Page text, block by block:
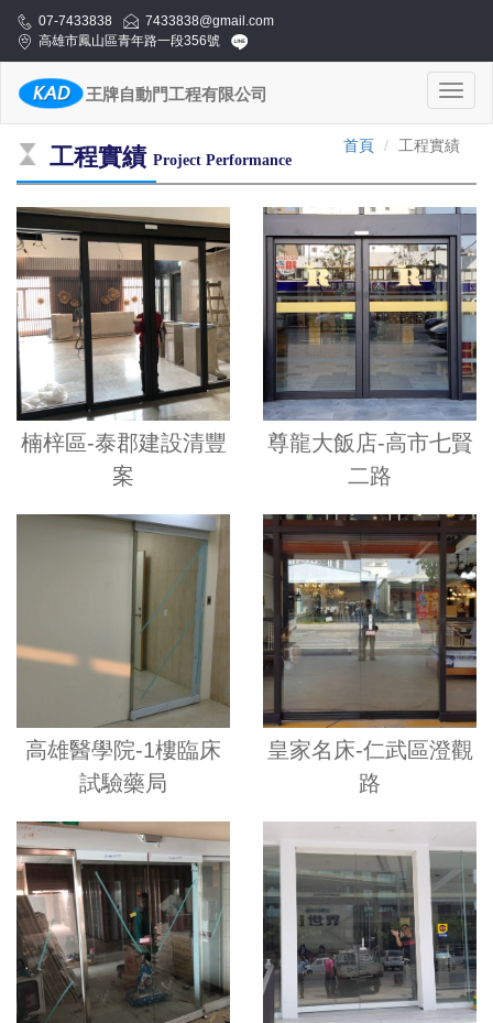
07-7433838
7433838@gmail.com
高雄市鳳山區青年路一段356號
王牌自動門工程有限公司
工程實績 Project Performance
首頁 工程實績
楠梓區-泰郡建設清豐
案
尊龍大飯店-高市七賢
二路
高雄醫學院-1樓臨床
試驗藥局
皇家名床-仁武區澄觀
路